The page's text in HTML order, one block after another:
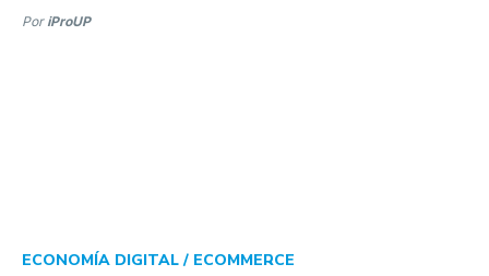
Por iProUP
ECONOMÍA DIGITAL / ECOMMERCE